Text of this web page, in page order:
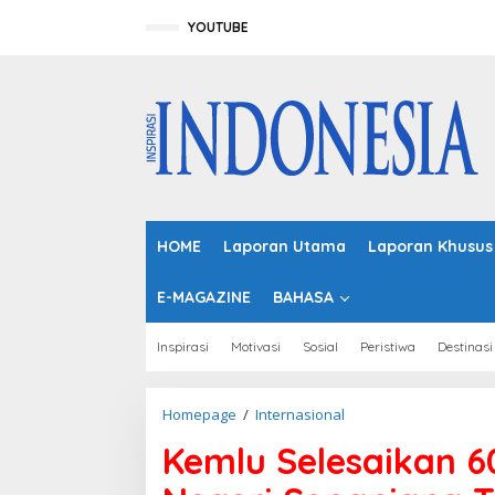
YOUTUBE
HOME Laporan Utama Laporan Khusus
E-MAGAZINE BAHASA
Inspirasi Motivasi Sosial Peristiwa Destinasi
Homepage / Internasional
m
l
Kemlu Selesaikan